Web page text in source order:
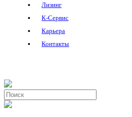
Лизинг
К-Сервис
Карьера
Контакты